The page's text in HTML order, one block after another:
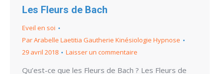
Les Fleurs de Bach
Eveil en soi
ParArabelle Laetitia Gautherie Kinésiologie Hypnose
29 avril 2018
Laisser un commentaire
Qu’est-ce que les Fleurs de Bach ? Les Fleurs de